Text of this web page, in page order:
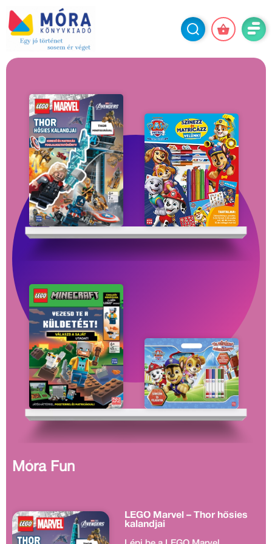
Móra Fun
LEGO Marvel – Thor hősies
kalandjai